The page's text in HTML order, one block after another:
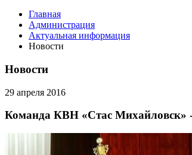
Главная
Администрация
Актуальная информация
Новости
Новости
29 апреля 2016
Команда КВН «Стас Михайловск» -